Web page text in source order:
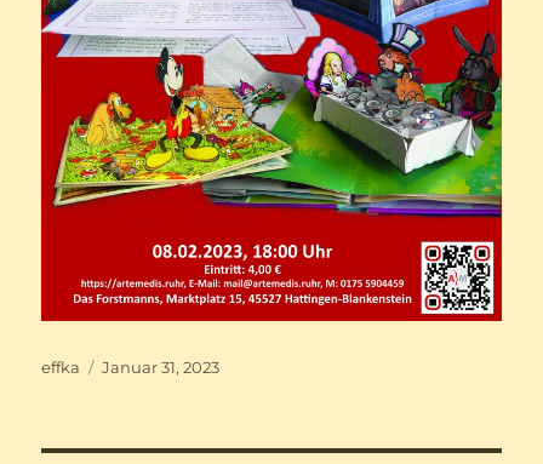
Autor
effka
Veröffentlicht
Januar 31, 2023